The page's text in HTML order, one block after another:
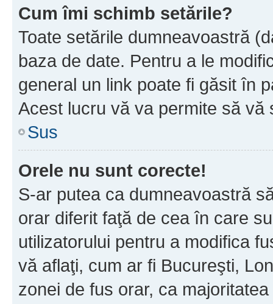
Cum îmi schimb setările?
Toate setările dumneavoastră
baza de date. Pentru a le
general un link poate fi găsit în
Acest lucru vă va permite să vă
Sus
Orele nu sunt corecte!
S-ar putea ca dumneavoastră
orar diferit faţă de cea în care
utilizatorului pentru a modifica
vă aflaţi, cum ar fi Bucureşti,
zonei de fus orar, ca